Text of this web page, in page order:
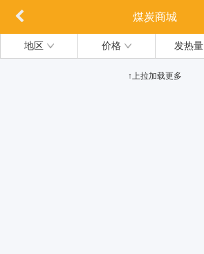
煤炭商城
地区 价格 发热量
↑上拉加载更多